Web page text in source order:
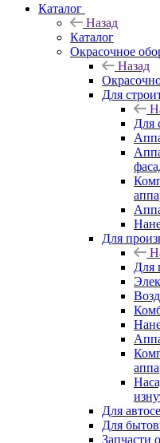
Каталог
Назад
Каталог
Окрасочное
Назад
Для
Для
Для
Для
Для
Для
Запчасти